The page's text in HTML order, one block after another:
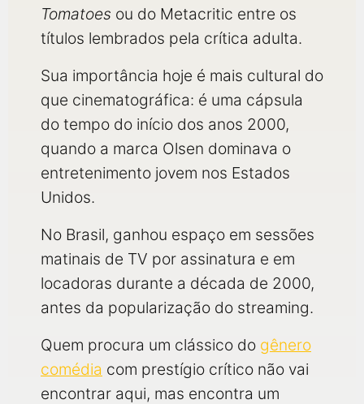
Tomatoes ou do Metacritic entre os
títulos lembrados pela crítica adulta.
Sua importância hoje é mais cultural do
que cinematográfica: é uma cápsula
do tempo do início dos anos 2000,
quando a marca Olsen dominava o
entretenimento jovem nos Estados
Unidos.
No Brasil, ganhou espaço em sessões
matinais de TV por assinatura e em
locadoras durante a década de 2000,
antes da popularização do streaming.
Quem procura um clássico do gênero
comédia com prestígio crítico não vai
encontrar aqui, mas encontra um